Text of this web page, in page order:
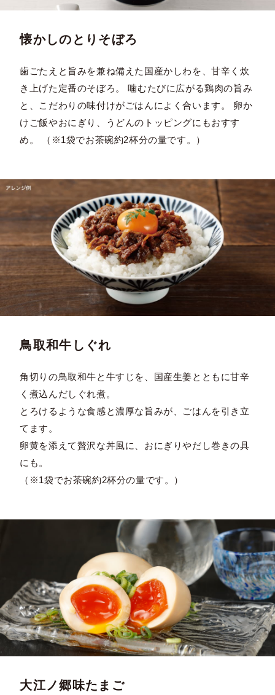
懐かしのとりそぼろ
歯ごたえと旨みを兼ね備えた国産かしわを、甘辛く炊
き上げた定番のそぼろ。 噛むたびに広がる鶏肉の旨み
と、こだわりの味付けがごはんによく合います。 卵か
けご飯やおにぎり、うどんのトッピングにもおすす
め。 （※1袋でお茶碗約2杯分の量です。）
鳥取和牛しぐれ
角切りの鳥取和牛と牛すじを、国産生姜とともに甘辛
く煮込んだしぐれ煮。
とろけるような食感と濃厚な旨みが、ごはんを引き立
てます。
卵黄を添えて贅沢な丼風に、おにぎりやだし巻きの具
にも。
（※1袋でお茶碗約2杯分の量です。）
大江ノ郷味たまご